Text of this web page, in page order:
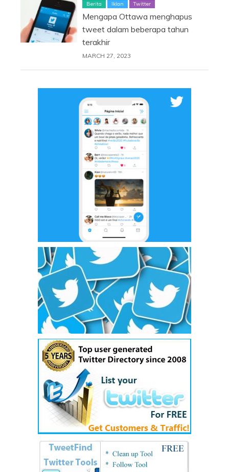
Berita Iklan Twitter
Mengapa Ottawa menghapus
tweet dalam beberapa tahun
terakhir
MARCH 27, 2023